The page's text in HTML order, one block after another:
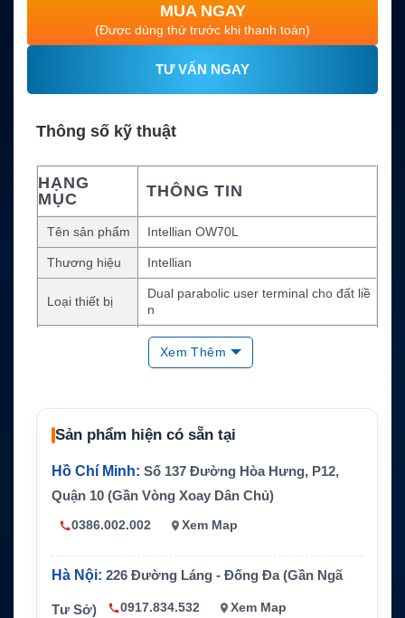
MUA NGAY
(Được dùng thử trước khi thanh toán)
TƯ VẤN NGAY
Thông số kỹ thuật
HẠNG
MỤC
THÔNG TIN
Tên sản phẩm Intellian OW70L
Thương hiệu Intellian
Loại thiết bị
Dual parabolic user terminal cho đất liề
n
Eutelsat OneWeb LEO
Ku-band
Tần số TX 14.0–14.5GHz; RX 10.7–12.7GHz
Hiệu suất RF
T 12.2 dB/K
Tính năng chí
nh
Dual dome, 3 axis stabilization, single c
able
Xem Thêm
Sản phẩm hiện có sẵn tại
Hồ Chí Minh: Số 137 Đường Hòa Hưng, P12,
Quận 10 (Gần Vòng Xoay Dân Chủ)
0386.002.002 Xem Map
Hà Nội: 226 Đường Láng - Đống Đa (Gần Ngã
Tư Sở) 0917.834.532 Xem Map